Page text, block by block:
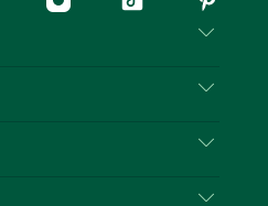
InstagramTikTok